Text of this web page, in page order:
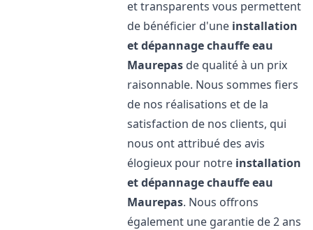
et transparents vous permettent
de bénéficier d'une installation
et dépannage chauffe eau
Maurepas de qualité à un prix
raisonnable. Nous sommes fiers
de nos réalisations et de la
satisfaction de nos clients, qui
nous ont attribué des avis
élogieux pour notre installation
et dépannage chauffe eau
Maurepas. Nous offrons
également une garantie de 2 ans